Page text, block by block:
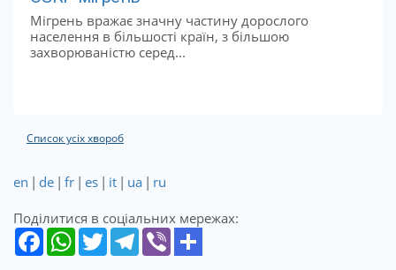
Мігрень вражає значну частину дорослого
населення в більшості країн, з більшою
захворюваністю серед...
Список усіх хвороб
en | de | fr | es | it | ua | ru
Поділитися в соціальних мережах: